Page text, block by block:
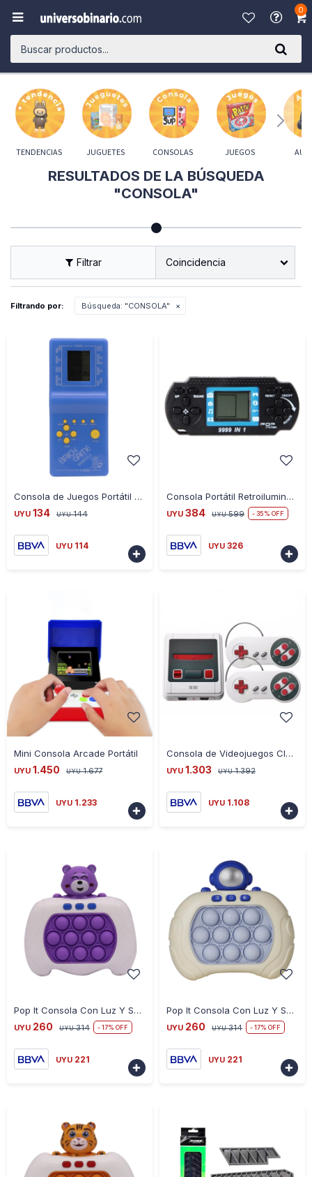
0

TENDENCIAS JUGUETES CONSOLAS JUEGOS
RESULTADOS DE LA BÚSQUEDA
"CONSOLA"
Coincidencia
Filtrando por: Búsqueda: "CONSOLA"
Consola de Juegos Portátil Retro Tetris 9999 en 1 - AZUL-NEGRO
UYU 134 UYU 144
UYU 114

Consola Portátil Retroiluminada Tetris
UYU 384 UYU 599 35
UYU 326

Mini Consola Arcade Portátil
UYU 1.450 UYU 1.677
UYU 1.233
+

Consola de Videojuegos Classic Super Mini 167 en 1 Retro
UYU 1.303 UYU 1.392
UYU 1.108

Pop It Consola Con Luz Y Sonido - OSO
UYU 260 UYU 314 17
UYU 221

Pop It Consola Con Luz Y Sonido - ASTRO
UYU 260 UYU 314 17
UYU 221
